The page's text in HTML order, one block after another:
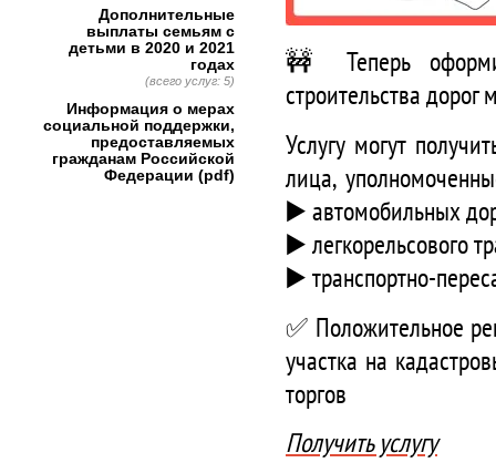
🚧 Теперь
строительства
Услугу могут
лица,
▶️ автомобильных
▶️ легкорельсового
▶️ транспортно-
✅ Положительное
участка на
торгов
Получить услугу
Дополнительные
выплаты семьям с
детьми в 2020 и 2021
годах
(всего услуг: 5)
Информация о мерах
социальной поддержки,
предоставляемых
гражданам Российской
Федерации (pdf)